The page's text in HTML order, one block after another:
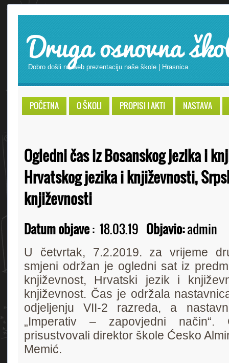
Druga osnovna
Dobro došli na web prezentaciju naše škole | Hrasnica
POČETNA O ŠKOLI PROPISI I AKTI NASTAVA
Ogledni čas iz Bosanskog jezika i
Hrvatskog jezika i književnosti,
književnosti
Datum objave: 18.03.19 Objavio:admin
U četvrtak, 7.2.2019. za vrijeme
smjeni održan je ogledni sat iz
književnost, Hrvatski jezik i
književnost. Čas je održala
odjeljenju VII-2 razreda, a
„Imperativ – zapovjedni
prisustvovali direktor škole Ćesko
Memić.